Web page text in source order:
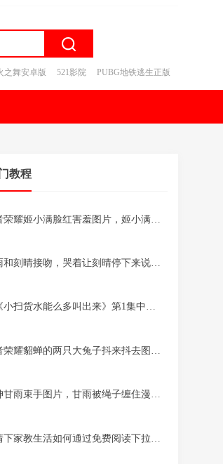
之舞安卓版 521影院 PUBG地铁逃生正版
教程
甘雨和刻晴接吻，哭着让刻晴停下来说不能再抄了啥梗
在《小扫货水能么多叫出来》第1集中，主人公如何展示他的独特能力？
原神甘雨束手图片，甘雨被绳子缠住漫画怎么回事